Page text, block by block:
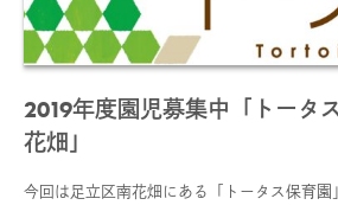
2019年度園児募集中「トータ
花畑」
今回は足立区南花畑にある「トータス保育園